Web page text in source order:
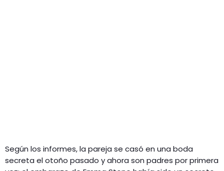
Según los informes, la pareja se casó en una boda
secreta el otoño pasado y ahora son padres por primera